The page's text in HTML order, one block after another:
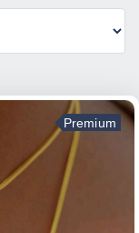
Premium